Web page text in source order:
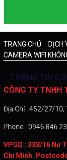
TRANG CHỦ DỊCH
CAMERA WIFI
THÔNG TIN
CÔNG TY TNHH
Địa Chỉ : 452/27/10,
Phone : 0946 846
VPGD : 338/16 Nơ
Chí Minh.